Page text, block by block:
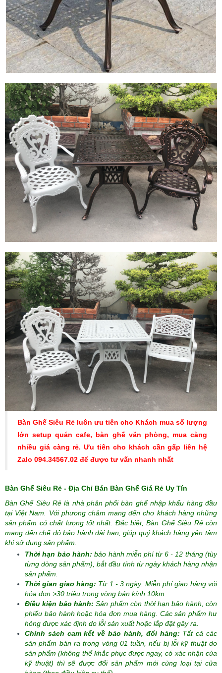
Bàn Ghế Siêu Rẻ luôn ưu tiên cho Khách mua số lượng
lớn setup quán cafe, bàn ghế văn phòng, mua càng
nhiều giá càng rẻ. Ưu tiên cho khách cần gấp liên hệ
Zalo 094.34567.02 để được tư vấn nhanh nhất
Bàn Ghế Siêu Rẻ - Địa Chỉ Bán Bàn Ghế Giá Rẻ Uy Tín
Bàn Ghế Siêu Rẻ là nhà phân phối bàn ghế nhập khẩu hàng đầu
tại Việt Nam. Với phương châm mang đến cho khách hàng những
sản phẩm có chất lượng tốt nhất. Đặc biệt, Bàn Ghế Siêu Rẻ còn
mang đến chế độ bảo hành dài hạn, giúp quý khách hàng yên tâm
khi sử dụng sản phẩm.
Thời hạn bảo hành:bảo hành miễn phí từ 6 - 12 tháng (tùy
từng dòng sản phẩm), bắt đầu tính từ ngày khách hàng nhận
sản phẩm.
Thời gian giao hàng: Từ 1 - 3 ngày. Miễn phí giao hàng với
hóa đơn >30 triệu trong vòng bán kính 10km
Điều kiện bảo hành:Sản phẩm còn thời hạn bảo hành, còn
phiếu bảo hành hoặc hóa đơn mua hàng. Các sản phẩm hư
hỏng được xác định do lỗi sản xuất hoặc lắp đặt gây ra.
Chính sách cam kết về bảo hành, đổi hàng: Tất cả các
sản phẩm bán ra trong vòng 01 tuần, nếu bị lỗi kỹ thuật do
sản phẩm (không thể khắc phục được ngay, có xác nhận của
kỹ thuật) thì sẽ được đổi sản phẩm mới cùng loại tại cửa